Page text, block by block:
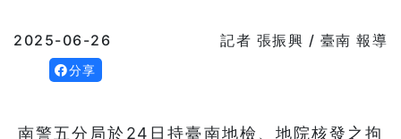
2025-06-26 記者 張振興 / 臺南 報導
分享
南警五分局於24日持臺南地檢、地院核發之拘